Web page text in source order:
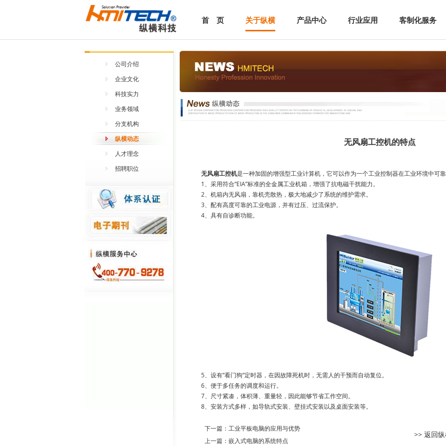
首 页 关于纵横 产品中心 行业应用 客制化服务
公司介绍
企业文化
科技实力
业务领域
分支机构
纵横动态
人才理念
招聘职位
无风扇工控机的特点
无风扇工控机是一种加固的增强型工业计算机，它可以作为一个工业控制器在工业环境中可
1、采用符合“EIA”标准的全金属工业机箱，增强了抗电磁干扰能力。
2、机箱内无风扇，靠机壳散热，极大地减少了系统的维护需求。
3、配有高度可靠的工业电源，并有过压、过流保护。
4、具有自诊断功能。
5、设有“看门狗“定时器，在因故障死机时，无需人的干预而自动复位。
6、便于多任务的调度和运行。
7、尺寸紧凑，体积薄、重量轻，因此能够节省工作空间。
8、安装方式多样，如导轨式安装、壁挂式安装以及桌面安装等。
下一篇： 工业平板电脑的应用与优势
上一篇： 嵌入式电脑的系统特点
>> 返回